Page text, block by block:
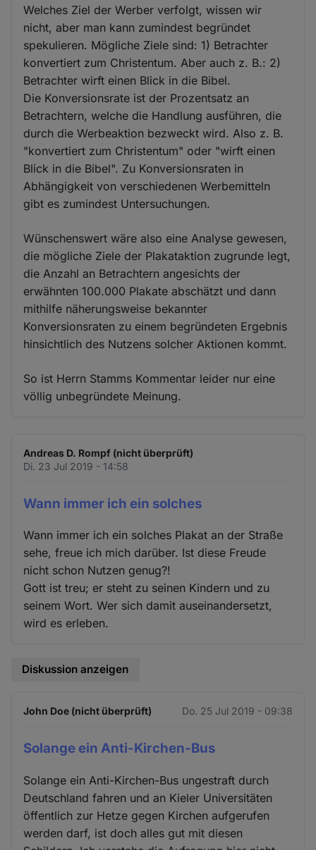
Welches Ziel der Werber verfolgt, wissen wir
nicht, aber man kann zumindest begründet
spekulieren. Mögliche Ziele sind: 1) Betrachter
konvertiert zum Christentum. Aber auch z. B.: 2)
Betrachter wirft einen Blick in die Bibel.
Die Konversionsrate ist der Prozentsatz an
Betrachtern, welche die Handlung ausführen, die
durch die Werbeaktion bezweckt wird. Also z. B.
"konvertiert zum Christentum" oder "wirft einen
Blick in die Bibel". Zu Konversionsraten in
Abhängigkeit von verschiedenen Werbemitteln
gibt es zumindest Untersuchungen.
Wünschenswert wäre also eine Analyse gewesen,
die mögliche Ziele der Plakataktion zugrunde legt,
die Anzahl an Betrachtern angesichts der
erwähnten 100.000 Plakate abschätzt und dann
mithilfe näherungsweise bekannter
Konversionsraten zu einem begründeten Ergebnis
hinsichtlich des Nutzens solcher Aktionen kommt.
So ist Herrn Stamms Kommentar leider nur eine
völlig unbegründete Meinung.
Andreas D. Rompf (nicht überprüft)
Di. 23 Jul 2019 - 14:58
Wann immer ich ein solches
Wann immer ich ein solches Plakat an der Straße
sehe, freue ich mich darüber. Ist diese Freude
nicht schon Nutzen genug?!
Gott ist treu; er steht zu seinen Kindern und zu
seinem Wort. Wer sich damit auseinandersetzt,
wird es erleben.
Diskussion anzeigen
John Doe (nicht überprüft) Do. 25 Jul 2019 - 09:38
Solange ein Anti-Kirchen-Bus
Solange ein Anti-Kirchen-Bus ungestraft durch
Deutschland fahren und an Kieler Universitäten
öffentlich zur Hetze gegen Kirchen aufgerufen
werden darf, ist doch alles gut mit diesen